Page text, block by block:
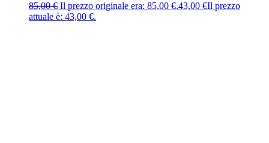
85,00€ Il prezzo originale era: 85,00 €.43,00 €Il prezzo
attuale è: 43,00 €.